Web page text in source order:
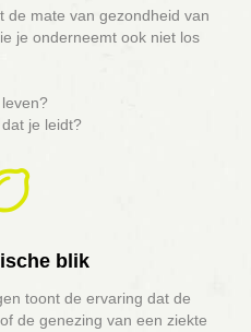
de mate van gezondheid van
je onderneemt ook niet los
je leidt?
blik
toont de ervaring dat de
de genezing van een ziekte